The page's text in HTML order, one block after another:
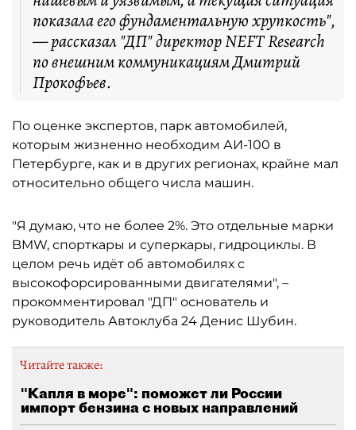
показала его фундаментальную хрупкость",
— рассказал "ДП" директор NEFT Research
по внешним коммуникациям Дмитрий
Прокофьев.
По оценке экспертов, парк автомобилей,
которым жизненно необходим АИ-100 в
Петербурге, как и в других регионах, крайне мал
относительно общего числа машин.
"Я думаю, что не более 2%. Это отдельные марки
BMW, спорткары и суперкары, гидроциклы. В
целом речь идёт об автомобилях с
высокофорсированными двигателями", –
прокомментировал "ДП" основатель и
руководитель Автоклуба 24 Денис Шубин.
Читайте также:
"Капля в море": поможет ли России
импорт бензина с новых направлений